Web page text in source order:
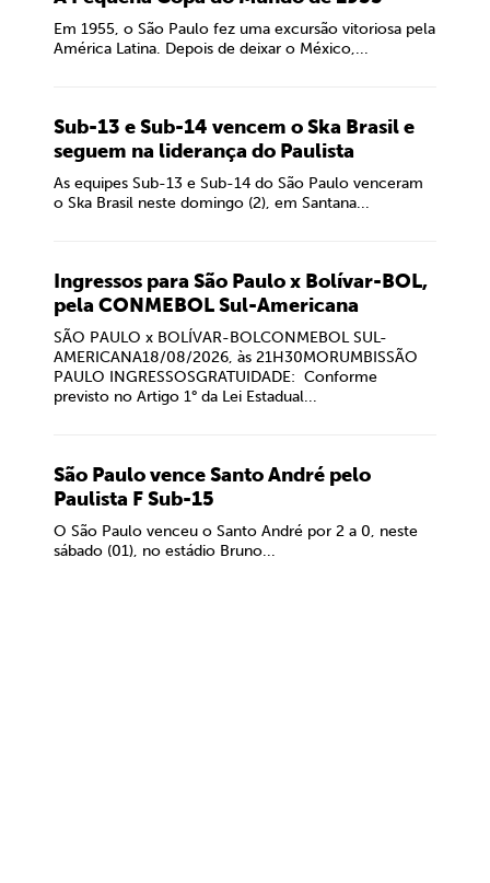
Em 1955, o São Paulo fez uma excursão vitoriosa pela
América Latina. Depois de deixar o México,...
Sub-13 e Sub-14 vencem o Ska Brasil e
seguem na liderança do Paulista
As equipes Sub-13 e Sub-14 do São Paulo venceram
o Ska Brasil neste domingo (2), em Santana...
Ingressos para São Paulo x Bolívar-BOL,
pela CONMEBOL Sul-Americana
SÃO PAULO x BOLÍVAR-BOLCONMEBOL SUL-
AMERICANA18/08/2026, às 21H30MORUMBISSÃO
PAULO INGRESSOSGRATUIDADE: Conforme
previsto no Artigo 1° da Lei Estadual...
São Paulo vence Santo André pelo
Paulista F Sub-15
O São Paulo venceu o Santo André por 2 a 0, neste
sábado (01), no estádio Bruno...